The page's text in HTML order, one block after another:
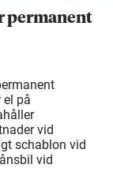
permanent
på
vid
schablon vid
vid